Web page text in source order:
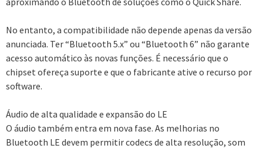
No entanto, a compatibilidade não depende apenas da versão
anunciada. Ter “Bluetooth 5.x” ou “Bluetooth 6” não garante
acesso automático às novas funções. É necessário que o
chipset ofereça suporte e que o fabricante ative o recurso por
software.
Áudio de alta qualidade e expansão do LE
O áudio também entra em nova fase. As melhorias no
Bluetooth LE devem permitir codecs de alta resolução, som